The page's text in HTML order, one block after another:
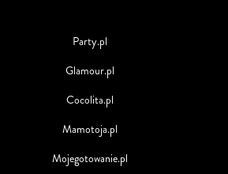
Party.pl
Glamour.pl
Cocolita.pl
Mamotoja.pl
Mojegotowanie.pl